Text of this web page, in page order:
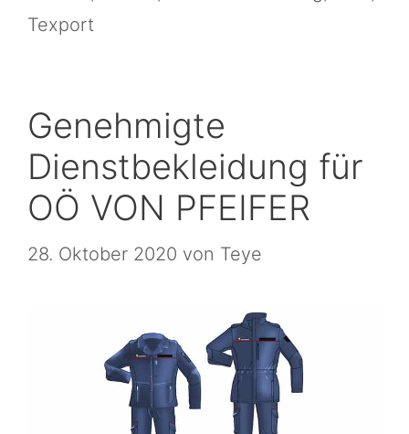
Texport
Genehmigte
Dienstbekleidung für
OÖ VON PFEIFER
28. Oktober 2020 von Teye